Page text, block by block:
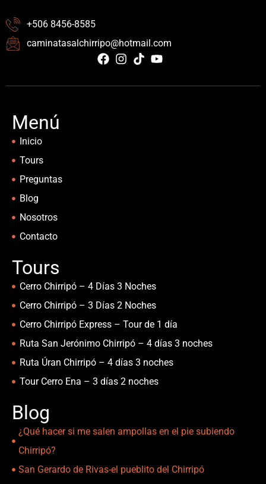
+506 8456-8585
caminatasalchirripo@hotmail.com
Menú
Inicio
Tours
Preguntas
Blog
Nosotros
Contacto
Tours
Cerro Chirripó – 4 Días 3 Noches
Cerro Chirripó – 3 Días 2 Noches
Cerro Chirripó Express – Tour de 1 día
Ruta San Jerónimo Chirripó – 4 días 3 noches
Ruta Úran Chirripó – 4 días 3 noches
Tour Cerro Ena – 3 días 2 noches
Blog
¿Qué hacer si me salen ampollas en el pie subiendo
Chirripó?
San Gerardo de Rivas-el pueblito del Chirripó